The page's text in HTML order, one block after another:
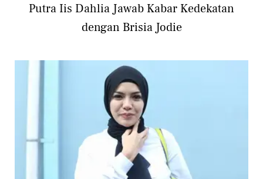
Putra Iis Dahlia Jawab Kabar Kedekatan
dengan Brisia Jodie